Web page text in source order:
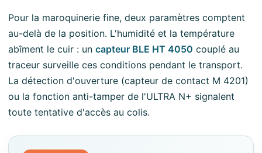
Pour la maroquinerie fine, deux paramètres comptent
au-delà de la position. L'humidité et la température
abîment le cuir : un capteur BLE HT 4050 couplé au
traceur surveille ces conditions pendant le transport.
La détection d'ouverture (capteur de contact M 4201)
ou la fonction anti-tamper de l'ULTRA N+ signalent
toute tentative d'accès au colis.